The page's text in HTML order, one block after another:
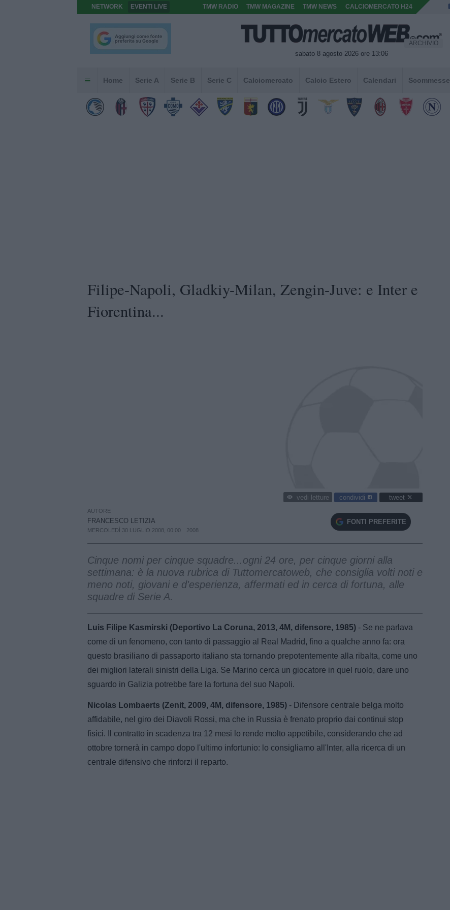
NETWORK EVENTI LIVE TMW RADIO TMW MAGAZINE TMW NEWS CALCIOMERCATO H24
sabato 8 agosto 2026 ore 13:06
ARCHIVIO
Home Serie A Serie B Serie C Calciomercato Calcio Estero Calendari Scommesse
Filipe-Napoli, Gladkiy-Milan, Zengin-Juve: e Inter e
Fiorentina...
vedi letture condividi tweet
AUTORE
FRANCESCO LETIZIA
MERCOLEDÌ 30 LUGLIO 2008, 00:00 2008
FONTI PREFERITE
Cinque nomi per cinque squadre...ogni 24 ore, per cinque giorni alla
settimana: è la nuova rubrica di Tuttomercatoweb, che consiglia volti noti e
meno noti, giovani e d'esperienza, affermati ed in cerca di fortuna, alle
squadre di Serie A.
Luis Filipe Kasmirski (Deportivo La Coruna, 2013, 4M, difensore, 1985) - Se ne parlava
come di un fenomeno, con tanto di passaggio al Real Madrid, fino a qualche anno fa: ora
questo brasiliano di passaporto italiano sta tornando prepotentemente alla ribalta, come uno
dei migliori laterali sinistri della Liga. Se Marino cerca un giocatore in quel ruolo, dare uno
sguardo in Galizia potrebbe fare la fortuna del suo Napoli.
Nicolas Lombaerts (Zenit, 2009, 4M, difensore, 1985) - Difensore centrale belga molto
affidabile, nel giro dei Diavoli Rossi, ma che in Russia è frenato proprio dai continui stop
fisici. Il contratto in scadenza tra 12 mesi lo rende molto appetibile, considerando che ad
ottobre tornerà in campo dopo l'ultimo infortunio: lo consigliamo all'Inter, alla ricerca di un
centrale difensivo che rinforzi il reparto.